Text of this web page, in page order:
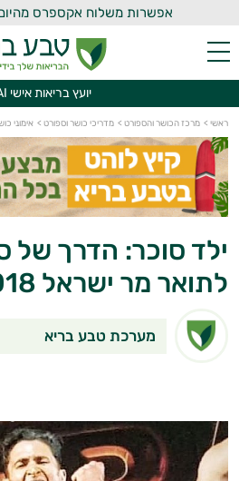
אפשרות משלוח אקספרס
יועץ בריאות אישי AI
ראשי > מרכז הכושר והספורט > מדריכי כושר וספורט > אימוני
ילד סוכר: הדרך של
לתואר מר ישראל 2018
מערכת טבע בריא
יועץ בריאות אישי AI